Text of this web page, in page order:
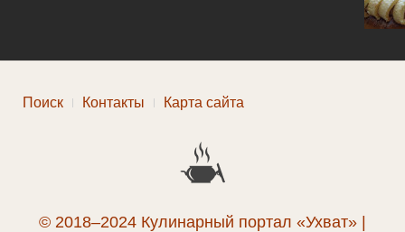
Поиск Контакты Карта сайта
© 2018–2024 Кулинарный портал «Ухват» |